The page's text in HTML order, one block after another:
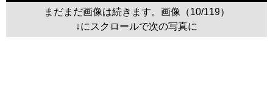
まだまだ画像は続きます。画像（10/119）
↓にスクロールで次の写真に